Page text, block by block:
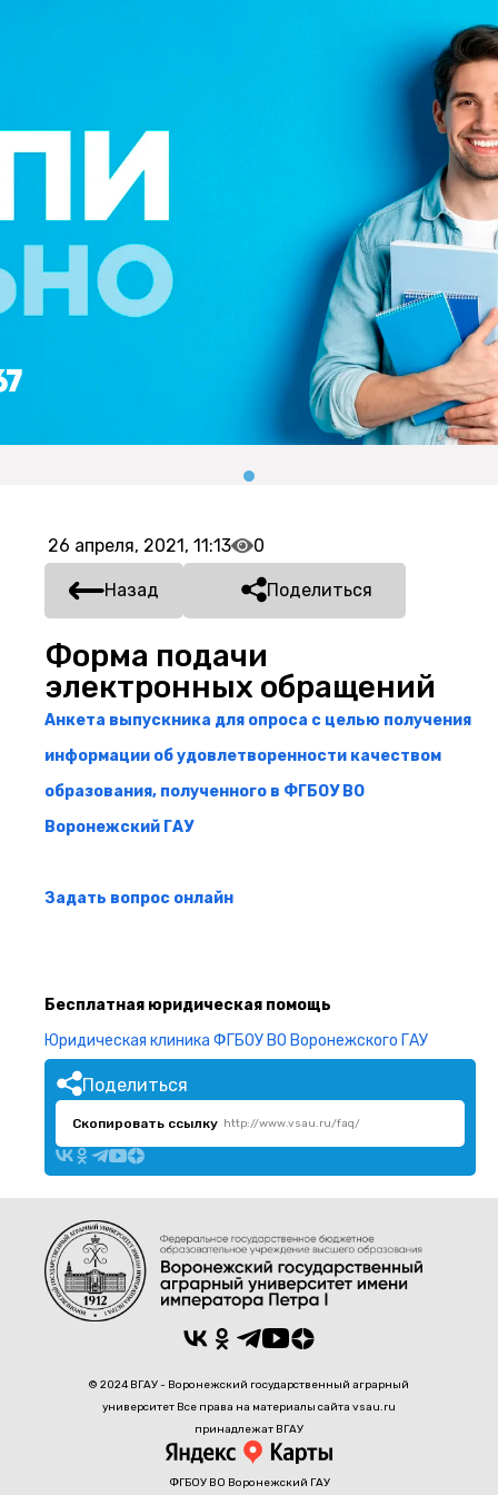
26 апреля, 2021, 11:13 0
Назад Поделиться
Форма подачи
электронных обращений
Анкета выпускника для опроса с целью получения
информации об удовлетворенности качеством
образования, полученного в ФГБОУ ВО
Воронежский ГАУ
Задать вопрос онлайн
Бесплатная юридическая помощь
Юридическая клиника ФГБОУ ВО Воронежского ГАУ
Поделиться
Скопировать ссылку http://www.vsau.ru/faq/
© 2024 ВГАУ - Воронежский государственный аграрный
университет Все права на материалы сайта vsau.ru
принадлежат ВГАУ
ФГБОУ ВО Воронежский ГАУ